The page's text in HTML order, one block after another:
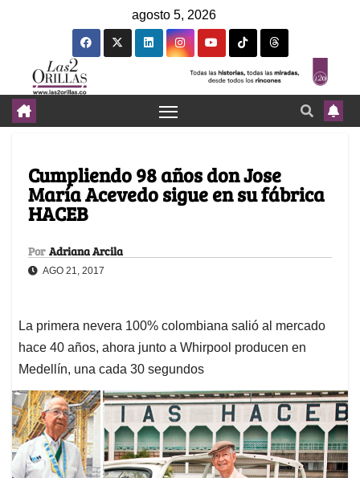
agosto 5, 2026
Cumpliendo 98 años don Jose
María Acevedo sigue en su fábrica
HACEB
Por Adriana Arcila
AGO 21, 2017
La primera nevera 100% colombiana salió al mercado
hace 40 años, ahora junto a Whirpool producen en
Medellín, una cada 30 segundos